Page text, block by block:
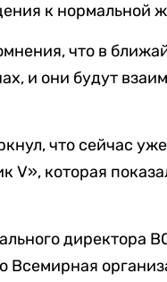
к нормальной
что в
и они будут
что сейчас
V», которая
директора
Всемирная